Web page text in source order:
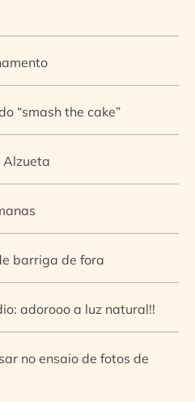
“smash the cake”
Alzueta
barriga de fora
adorooo a luz natural!!
no ensaio de fotos de